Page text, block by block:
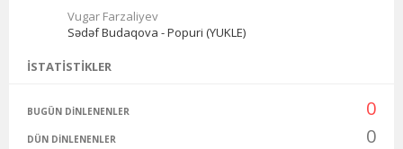
Vugar Farzaliyev
Sədəf Budaqova - Popuri (YUKLE)
İSTATISTIKLER
BUGÜN DINLENENLER 0
DÜN DINLENENLER 0